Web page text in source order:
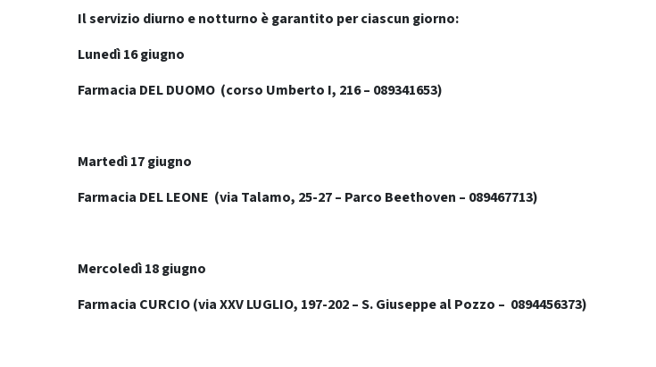
Il servizio diurno e notturno è garantito per ciascun giorno:
Lunedì 16 giugno
Farmacia DEL DUOMO (corso Umberto I, 216 – 089341653)
Martedì 17 giugno
Farmacia DEL LEONE (via Talamo, 25-27 – Parco Beethoven – 089467713)
Mercoledì 18 giugno
Farmacia CURCIO (via XXV LUGLIO, 197-202 – S. Giuseppe al Pozzo – 0894456373)